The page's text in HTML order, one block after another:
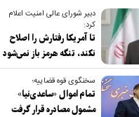
دبیر شورای عالی امنیت اعلام
کرد:
تا آمریکا رفتارش را اصلاح
نکند، تنگه هرمز باز نمی‌شود
سخنگوی قوه قضاییه؛
تمام اموال «ساعدی‌نیا»
مشمول مصادره قرار گرفت